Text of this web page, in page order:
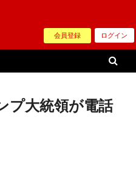
会員登録 ログイン
プ大統領が電話